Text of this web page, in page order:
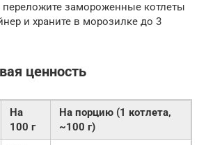
переложите замороженные котлеты
и храните в морозилке до 3
ценность
На
100 г
На порцию (1 котлета,
~100 г)